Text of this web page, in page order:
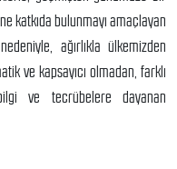
katkıda bulunmayı amaçlayan
ağırlıkla ülkemizden
ve kapsayıcı olmadan, farklı
ve tecrübelere dayanan